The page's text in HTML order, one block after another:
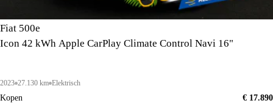
Fiat 500e
Icon 42 kWh Apple CarPlay Climate Control Navi 16"
2023 27.130 km Elektrisch
Kopen
€ 17.890